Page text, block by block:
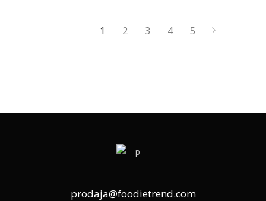
1 2 3 4 5
prodaja@foodietrend.com